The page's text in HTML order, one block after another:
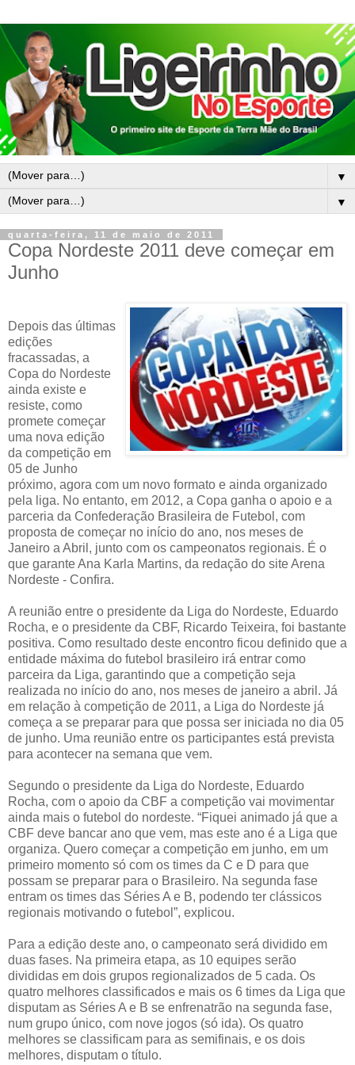
▼
▼
quarta-feira, 11 de maio de 2011
Copa Nordeste 2011 deve começar em
Junho
Depois das últimas
edições
fracassadas, a
Copa do Nordeste
ainda existe e
resiste, como
promete começar
uma nova edição
da competição em
05 de Junho
próximo, agora com um novo formato e ainda organizado
pela liga. No entanto, em 2012, a Copa ganha o apoio e a
parceria da Confederação Brasileira de Futebol, com
proposta de começar no início do ano, nos meses de
Janeiro a Abril, junto com os campeonatos regionais. É o
que garante Ana Karla Martins, da redação do site Arena
Nordeste - Confira.
A reunião entre o presidente da Liga do Nordeste, Eduardo
Rocha, e o presidente da CBF, Ricardo Teixeira, foi bastante
positiva. Como resultado deste encontro ficou definido que a
entidade máxima do futebol brasileiro irá entrar como
parceira da Liga, garantindo que a competição seja
realizada no início do ano, nos meses de janeiro a abril. Já
em relação à competição de 2011, a Liga do Nordeste já
começa a se preparar para que possa ser iniciada no dia 05
de junho. Uma reunião entre os participantes está prevista
para acontecer na semana que vem.
Segundo o presidente da Liga do Nordeste, Eduardo
Rocha, com o apoio da CBF a competição vai movimentar
ainda mais o futebol do nordeste. “Fiquei animado já que a
CBF deve bancar ano que vem, mas este ano é a Liga que
organiza. Quero começar a competição em junho, em um
primeiro momento só com os times da C e D para que
possam se preparar para o Brasileiro. Na segunda fase
entram os times das Séries A e B, podendo ter clássicos
regionais motivando o futebol”, explicou.
Para a edição deste ano, o campeonato será dividido em
duas fases. Na primeira etapa, as 10 equipes serão
divididas em dois grupos regionalizados de 5 cada. Os
quatro melhores classificados e mais os 6 times da Liga que
disputam as Séries A e B se enfrenatrão na segunda fase,
num grupo único, com nove jogos (só ida). Os quatro
melhores se classificam para as semifinais, e os dois
melhores, disputam o título.